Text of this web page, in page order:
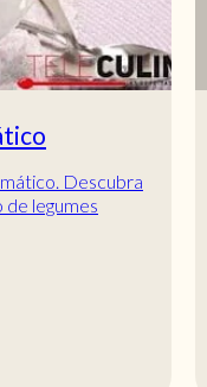
Descubra
de legumes